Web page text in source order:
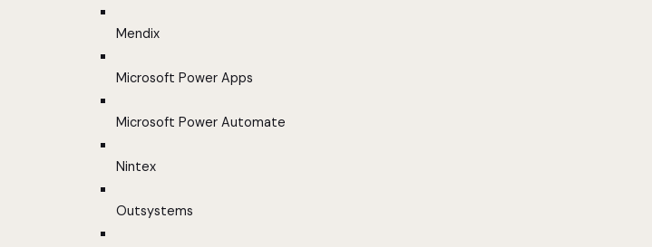
Mendix
Microsoft Power Apps
Microsoft Power Automate
Nintex
Outsystems